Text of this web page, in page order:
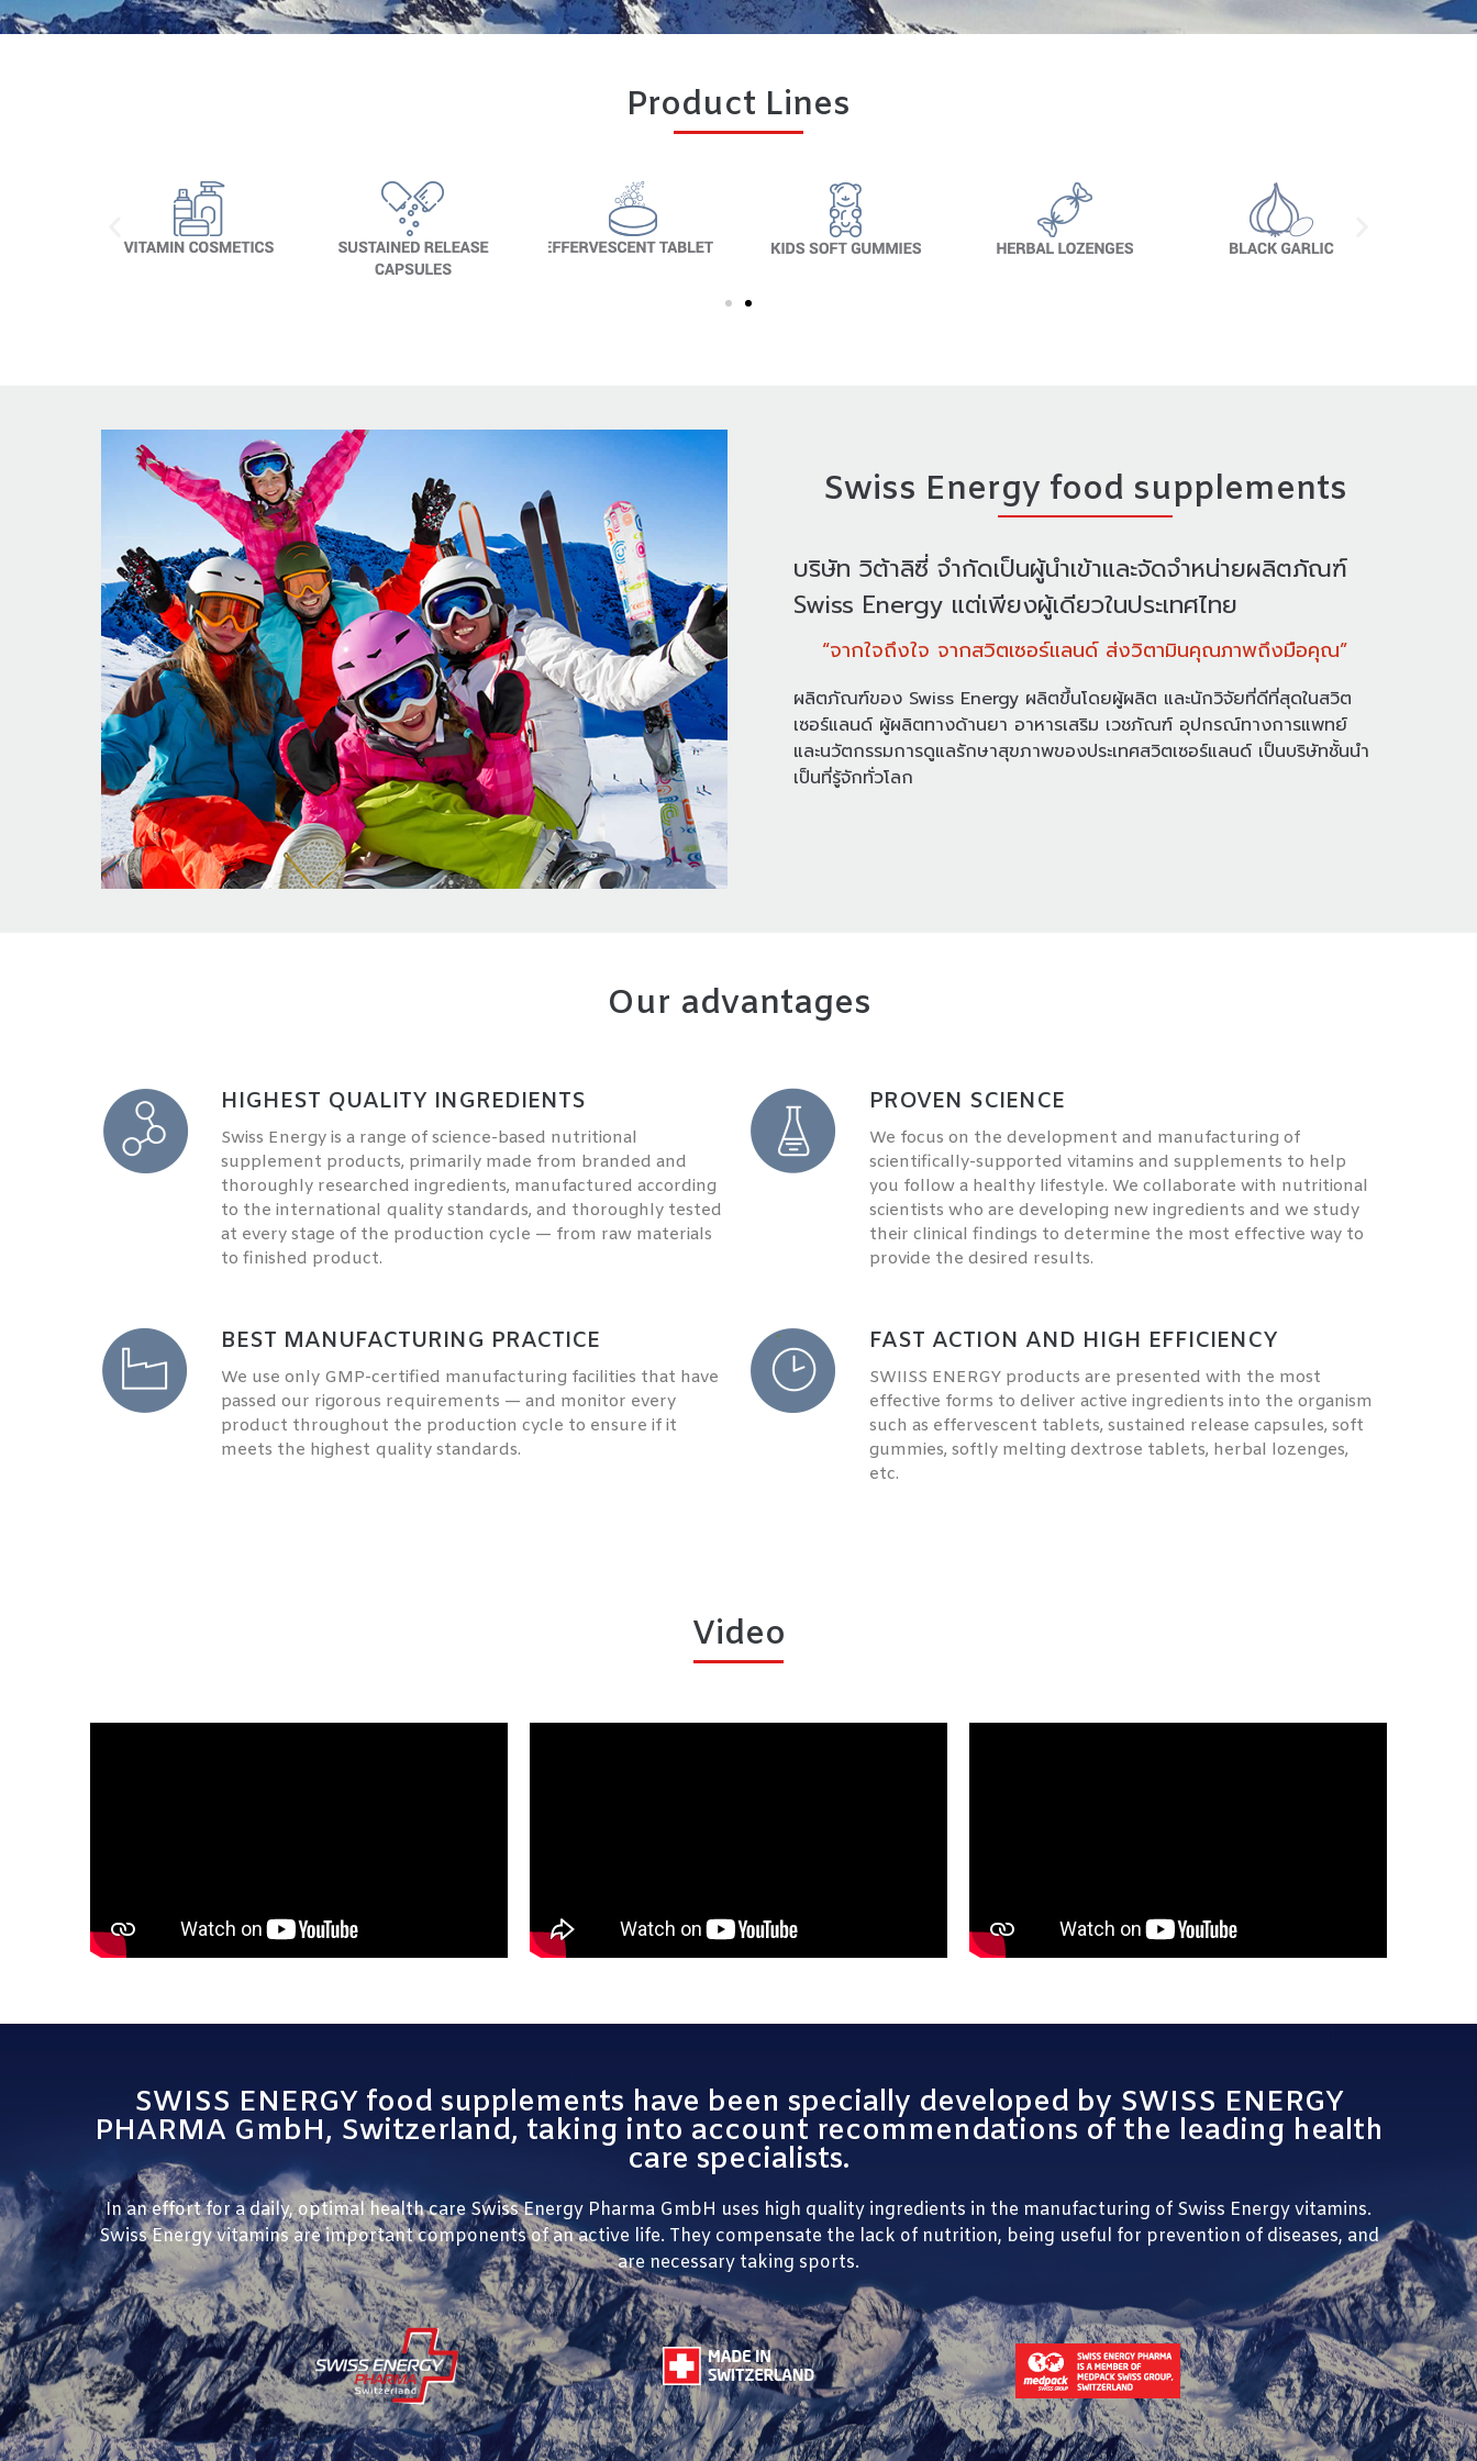
Product Lines
Swiss Energy food supplements
บริษัท วิต้าลิซี่ จำกัดเป็นผู้นำเข้าและจัดจำหน่ายผลิตภัณฑ์
Swiss Energy แต่เพียงผู้เดียวในประเทศไทย
“จากใจถึงใจ จากสวิตเซอร์แลนด์ ส่งวิตามินคุณภาพถึงมือคุณ”
ผลิตภัณฑ์ของ Swiss Energy ผลิตขึ้นโดยผู้ผลิต และนักวิจัยที่ดีที่สุดในสวิต
เซอร์แลนด์ ผู้ผลิตทางด้านยา อาหารเสริม เวชภัณฑ์ อุปกรณ์ทางการแพทย์
และนวัตกรรมการดูแลรักษาสุขภาพของประเทศสวิตเซอร์แลนด์ เป็นบริษัทชั้นนำ
เป็นที่รู้จักทั่วโลก
Our advantages
HIGHEST QUALITY INGREDIENTS
Swiss Energy is a range of science-based nutritional
supplement products, primarily made from branded and
thoroughly researched ingredients, manufactured according
to the international quality standards, and thoroughly tested
at every stage of the production cycle — from raw materials
to finished product.
PROVEN SCIENCE
We focus on the development and manufacturing of
scientifically-supported vitamins and supplements to help
you follow a healthy lifestyle. We collaborate with nutritional
scientists who are developing new ingredients and we study
their clinical findings to determine the most effective way to
provide the desired results.
BEST MANUFACTURING PRACTICE
We use only GMP-certified manufacturing facilities that have
passed our rigorous requirements — and monitor every
product throughout the production cycle to ensure if it
meets the highest quality standards.
FAST ACTION AND HIGH EFFICIENCY
SWIISS ENERGY products are presented with the most
effective forms to deliver active ingredients into the organism
such as effervescent tablets, sustained release capsules, soft
gummies, softly melting dextrose tablets, herbal lozenges,
etc.
Video
SWISS ENERGY food supplements have been specially developed by SWISS ENERGY
PHARMA GmbH, Switzerland, taking into account recommendations of the leading health
care specialists.
In an effort for a daily, optimal health care Swiss Energy Pharma GmbH uses high quality ingredients in the manufacturing of Swiss Energy vitamins.
Swiss Energy vitamins are important components of an active life. They compensate the lack of nutrition, being useful for prevention of diseases, and
are necessary taking sports.